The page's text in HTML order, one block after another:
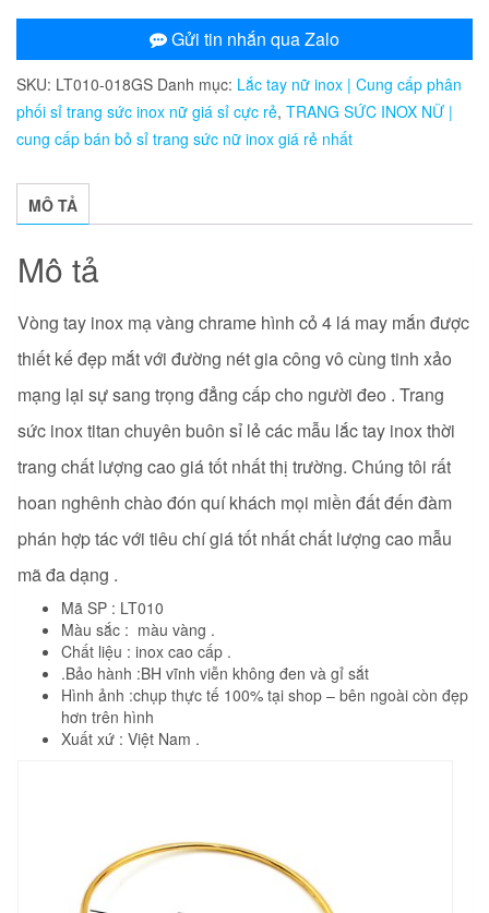
mạ
vàng
chrame
hình
lá
may
mắn
lượng
Gửi tin nhắn qua Zalo
SKU: LT010-018GS Danh mục: Lắc tay nữ inox | Cung cấp phân
phối sỉ trang sức inox nữ giá sỉ cực rẻ, TRANG SỨC INOX NỮ |
cung cấp bán bỏ sỉ trang sức nữ inox giá rẻ nhất
MÔ TẢ
Mô tả
Vòng tay inox mạ vàng chrame hình cỏ 4 lá may mắn được
thiết kế đẹp mắt với đường nét gia công vô cùng tinh xảo
mạng lại sự sang trọng đẳng cấp cho người đeo . Trang
sức inox titan chuyên buôn sỉ lẻ các mẫu lắc tay inox thời
trang chất lượng cao giá tốt nhất thị trường. Chúng tôi rất
hoan nghênh chào đón quí khách mọi miền đất đến đàm
phán hợp tác với tiêu chí giá tốt nhất chất lượng cao mẫu
mã đa dạng .
Mã SP : LT010
Màu sắc : màu vàng .
Chất liệu : inox cao cấp .
.Bảo hành :BH vĩnh viễn không đen và gỉ sắt
Hình ảnh :chụp thực tế 100% tại shop – bên ngoài còn đẹp
hơn trên hình
Xuất xứ : Việt Nam .